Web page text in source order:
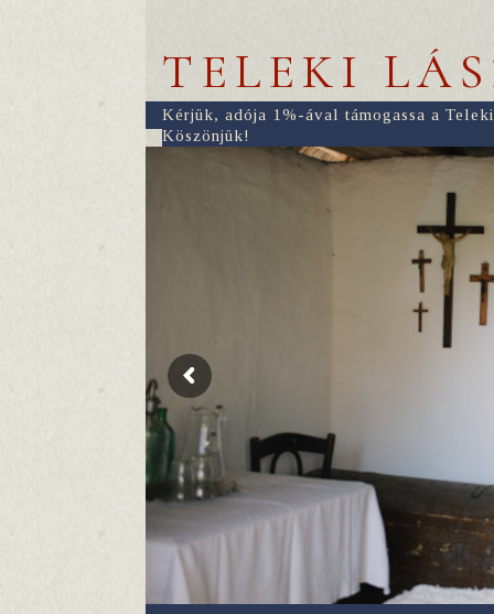
TELEKI
Kérjük, adója 1%-ával támogassa a
Köszönjük!